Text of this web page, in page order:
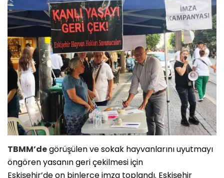
TBMM’degörüşülen ve sokak hayvanlarını uyutmayı
öngören yasanın geri çekilmesi için
Eskişehir’de on binlerce imza toplandı. Eskişehir